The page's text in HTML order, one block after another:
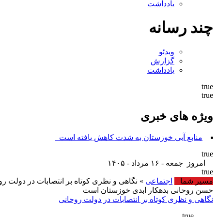
یادداشت
چند رسانه
ویدئو
گزارش
یادداشت
true
true
ویژه های خبری
منابع آبی خوزستان به شدت کاهش یافته است_
true
امروز جمعه - ۱۶ مرداد - ۱۴۰۵
true
مسیر شما
اجتماعی » نگاهی و نظری کوتاه بر انتصابات در دولت
حسن روحانی بدهکار ابدی خوزستان است
نگاهی و نظری کوتاه بر انتصابات در دولت روحانی